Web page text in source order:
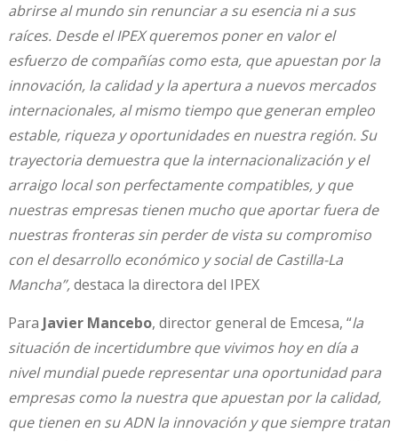
abrirse al mundo sin renunciar a su esencia ni a sus
raíces. Desde el IPEX queremos poner en valor el
esfuerzo de compañías como esta, que apuestan por la
innovación, la calidad y la apertura a nuevos mercados
internacionales, al mismo tiempo que generan empleo
estable, riqueza y oportunidades en nuestra región. Su
trayectoria demuestra que la internacionalización y el
arraigo local son perfectamente compatibles, y que
nuestras empresas tienen mucho que aportar fuera de
nuestras fronteras sin perder de vista su compromiso
con el desarrollo económico y social de Castilla-La
Mancha”,destaca la directora del IPEX
Para Javier Mancebo, director general de Emcesa, “la
situación de incertidumbre que vivimos hoy en día a
nivel mundial puede representar una oportunidad para
empresas como la nuestra que apuestan por la calidad,
que tienen en su ADN la innovación y que siempre tratan